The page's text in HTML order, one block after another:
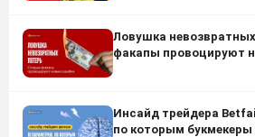
Ловушка
факапы провоцируют
Инсайд трейдера
по которым